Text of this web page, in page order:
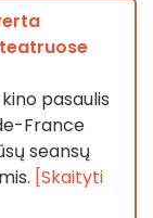
pasaulis
France
seansų
[Skaityti